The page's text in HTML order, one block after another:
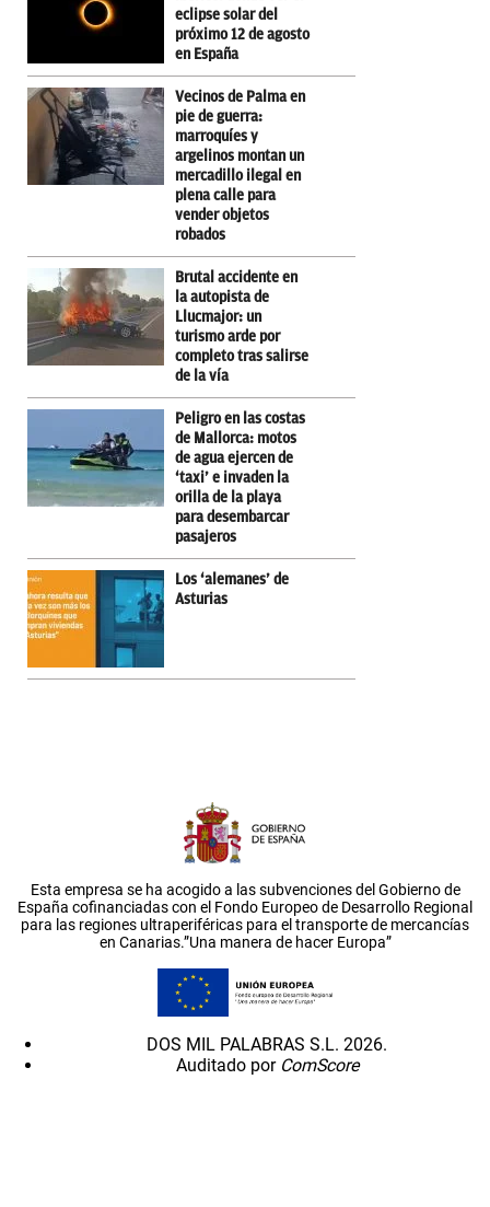
eclipse solar del
próximo 12 de agosto
en España
Vecinos de Palma en
pie de guerra:
marroquíes y
argelinos montan un
mercadillo ilegal en
plena calle para
vender objetos
robados
Brutal accidente en
la autopista de
Llucmajor: un
turismo arde por
completo tras salirse
de la vía
Peligro en las costas
de Mallorca: motos
de agua ejercen de
‘taxi’ e invaden la
orilla de la playa
para desembarcar
pasajeros
Los ‘alemanes’ de
Asturias
Esta empresa se ha acogido a las subvenciones del Gobierno de
España cofinanciadas con el Fondo Europeo de Desarrollo Regional
para las regiones ultraperiféricas para el transporte de mercancías
en Canarias.”Una manera de hacer Europa”
DOS MIL PALABRAS S.L. 2026.
Auditado por ComScore